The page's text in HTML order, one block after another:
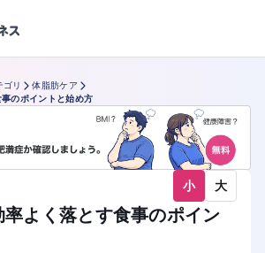
ゴリ
体脂肪ケア
のポイントと始め方
小 大
よく落とす食事のポイン